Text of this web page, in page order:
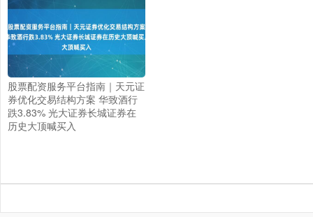
股票配资服务平台指南｜天元证
券优化交易结构方案 华致酒行
跌3.83% 光大证券长城证券在
历史大顶喊买入
深证成指 14298.89